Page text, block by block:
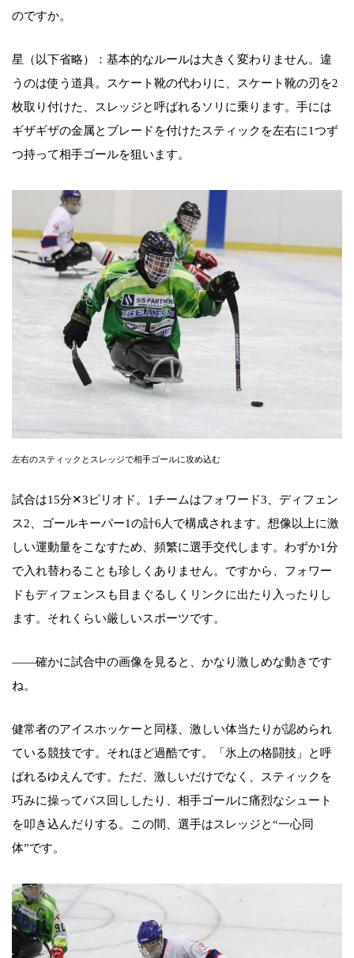
のですか。
星（以下省略）：基本的なルールは大きく変わりません。違
うのは使う道具。スケート靴の代わりに、スケート靴の刃を2
枚取り付けた、スレッジと呼ばれるソリに乗ります。手には
ギザギザの金属とブレードを付けたスティックを左右に1つず
つ持って相手ゴールを狙います。
左右のスティックとスレッジで相手ゴールに攻め込む
試合は15分✕3ピリオド。1チームはフォワード3、ディフェン
ス2、ゴールキーパー1の計6人で構成されます。想像以上に激
しい運動量をこなすため、頻繁に選手交代します。わずか1分
で入れ替わることも珍しくありません。ですから、フォワー
ドもディフェンスも目まぐるしくリンクに出たり入ったりし
ます。それくらい厳しいスポーツです。
――確かに試合中の画像を見ると、かなり激しめな動きです
ね。
健常者のアイスホッケーと同様、激しい体当たりが認められ
ている競技です。それほど過酷です。「氷上の格闘技」と呼
ばれるゆえんです。ただ、激しいだけでなく、スティックを
巧みに操ってパス回ししたり、相手ゴールに痛烈なシュート
を叩き込んだりする。この間、選手はスレッジと“一心同
体”です。